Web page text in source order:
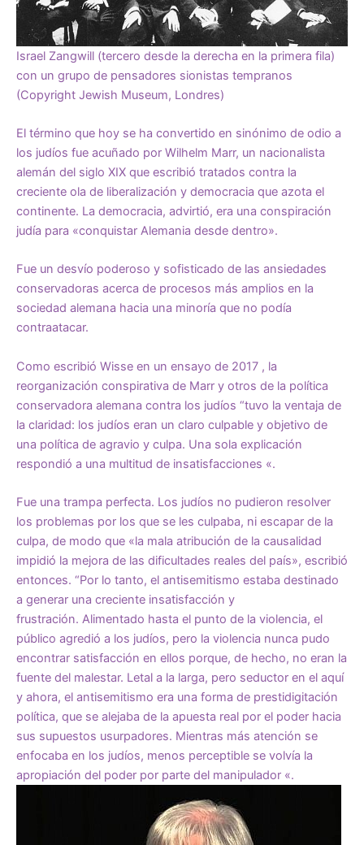
Israel Zangwill (tercero desde la derecha en la primera fila)
con un grupo de pensadores sionistas tempranos
(Copyright Jewish Museum, Londres)
El término que hoy se ha convertido en sinónimo de odio a
los judíos fue acuñado por Wilhelm Marr, un nacionalista
alemán del siglo XIX que escribió tratados contra la
creciente ola de liberalización y democracia que azota el
continente. La democracia, advirtió, era una conspiración
judía para «conquistar Alemania desde dentro».
Fue un desvío poderoso y sofisticado de las ansiedades
conservadoras acerca de procesos más amplios en la
sociedad alemana hacia una minoría que no podía
contraatacar.
Como escribió Wisse en un ensayo de 2017 , la
reorganización conspirativa de Marr y otros de la política
conservadora alemana contra los judíos “tuvo la ventaja de
la claridad: los judíos eran un claro culpable y objetivo de
una política de agravio y culpa. Una sola explicación
respondió a una multitud de insatisfacciones «.
Fue una trampa perfecta. Los judíos no pudieron resolver
los problemas por los que se les culpaba, ni escapar de la
culpa, de modo que «la mala atribución de la causalidad
impidió la mejora de las dificultades reales del país», escribió
entonces. “Por lo tanto, el antisemitismo estaba destinado
a generar una creciente insatisfacción y
frustración. Alimentado hasta el punto de la violencia, el
público agredió a los judíos, pero la violencia nunca pudo
encontrar satisfacción en ellos porque, de hecho, no eran la
fuente del malestar. Letal a la larga, pero seductor en el aquí
y ahora, el antisemitismo era una forma de prestidigitación
política, que se alejaba de la apuesta real por el poder hacia
sus supuestos usurpadores. Mientras más atención se
enfocaba en los judíos, menos perceptible se volvía la
apropiación del poder por parte del manipulador «.